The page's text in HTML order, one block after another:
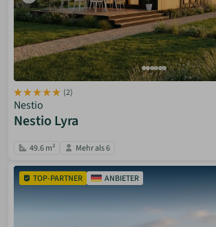
(2)
Nestio
Nestio Lyra
49.6 m² Mehr als 6
TOP-PARTNER ANBIETER